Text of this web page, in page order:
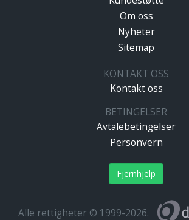
Om oss
Nyheter
Sitemap
KONTAKT OSS
Kontakt oss
BETINGELSER
Avtalebetingelser
Personvern
Fjernhjelp
Alle rettigheter © 1999-2026.